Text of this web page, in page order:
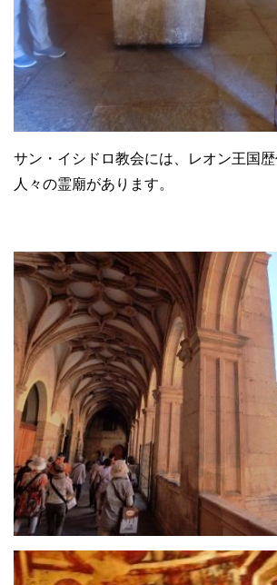
サン・イシドロ教会には、レオン王国
人々の霊廟があります。